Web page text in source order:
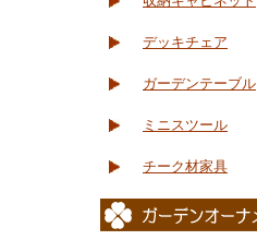
デッキチェア
ガーデンテーブル
ミニスツール
チーク材家具